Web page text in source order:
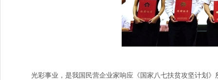
光彩事业，是我国民营企业家响应《国家八七扶贫攻坚计划》